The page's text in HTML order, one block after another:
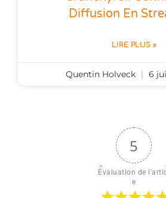
Diffusion En
LIRE PLUS »
Quentin Holveck 6
5
Évaluation de
e